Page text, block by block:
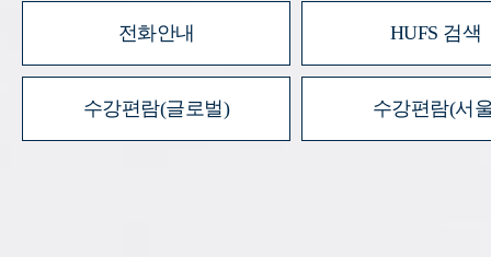
전화안내 HUFS 검색
수강편람(글로벌) 수강편람(서